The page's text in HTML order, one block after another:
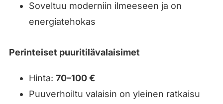
Soveltuu moderniin ilmeeseen ja on
energiatehokas
Perinteiset puuritilävalaisimet
Hinta: 70–100 €
Puuverhoiltu valaisin on yleinen ratkaisu